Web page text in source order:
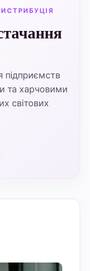
підприємств
та харчовими
світових